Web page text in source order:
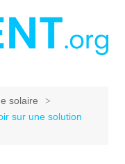
solaire
sur une solution